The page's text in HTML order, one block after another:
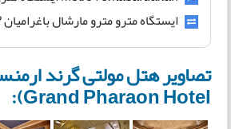
ایستگاه مترو مترو مارشال باغرامیان 13 کیلومتر
Grand Pharaon Hotel):